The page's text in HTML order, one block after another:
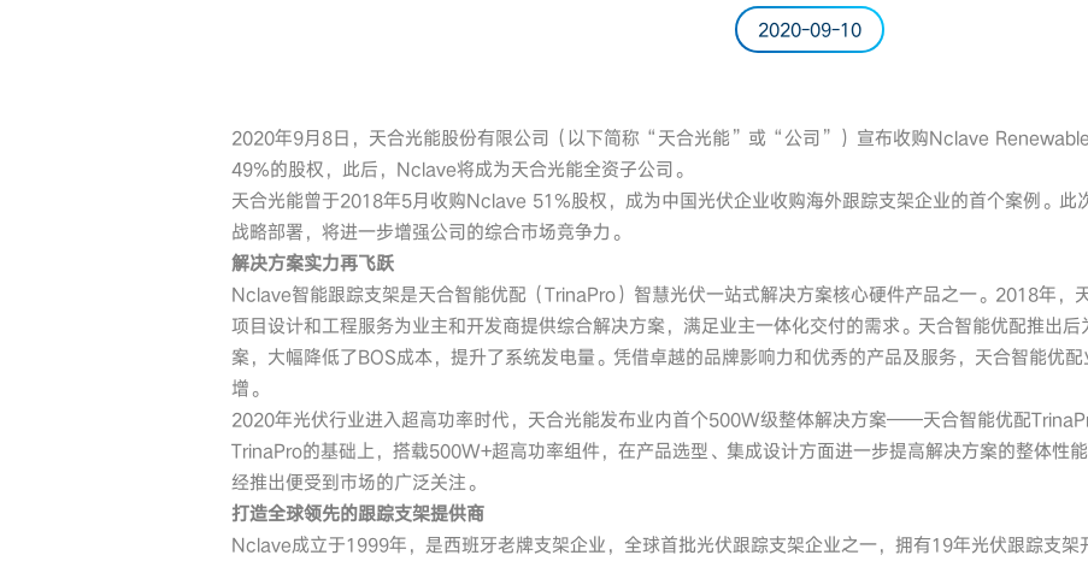
2020-09-10
2020年9月8日，天合光能股份有限公司（以下简称“天合光能”或“公司”）宣布收购Nclave
49%的股权，此后，Nclave将成为天合光能全资子公司。
天合光能曾于2018年5月收购Nclave 51%股权，成为中国光伏企业收购海外跟踪支架企业的首个案例。此
战略部署，将进一步增强公司的综合市场竞争力。
解决方案实力再飞跃
Nclave智能跟踪支架是天合智能优配（TrinaPro）智慧光伏一站式解决方案核心硬件产品之一。2018年，
项目设计和工程服务为业主和开发商提供综合解决方案，满足业主一体化交付的需求。天合智能优配推出
案，大幅降低了BOS成本，提升了系统发电量。凭借卓越的品牌影响力和优秀的产品及服务，天合智能优
增。
2020年光伏行业进入超高功率时代，天合光能发布业内首个500W级整体解决方案——天合智能优配
TrinaPro的基础上，搭载500W+超高功率组件，在产品选型、集成设计方面进一步提高解决方案的整体性
经推出便受到市场的广泛关注。
打造全球领先的跟踪支架提供商
Nclave成立于1999年，是西班牙老牌支架企业，全球首批光伏跟踪支架企业之一，拥有19年光伏跟踪支架